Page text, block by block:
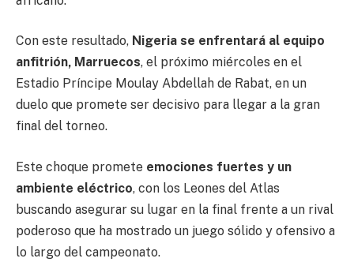
Con este resultado, Nigeria se enfrentará al equipo
anfitrión, Marruecos, el próximo miércoles en el
Estadio Príncipe Moulay Abdellah de Rabat, en un
duelo que promete ser decisivo para llegar a la gran
final del torneo.
Este choque promete emociones fuertes y un
ambiente eléctrico, con los Leones del Atlas
buscando asegurar su lugar en la final frente a un rival
poderoso que ha mostrado un juego sólido y ofensivo a
lo largo del campeonato.